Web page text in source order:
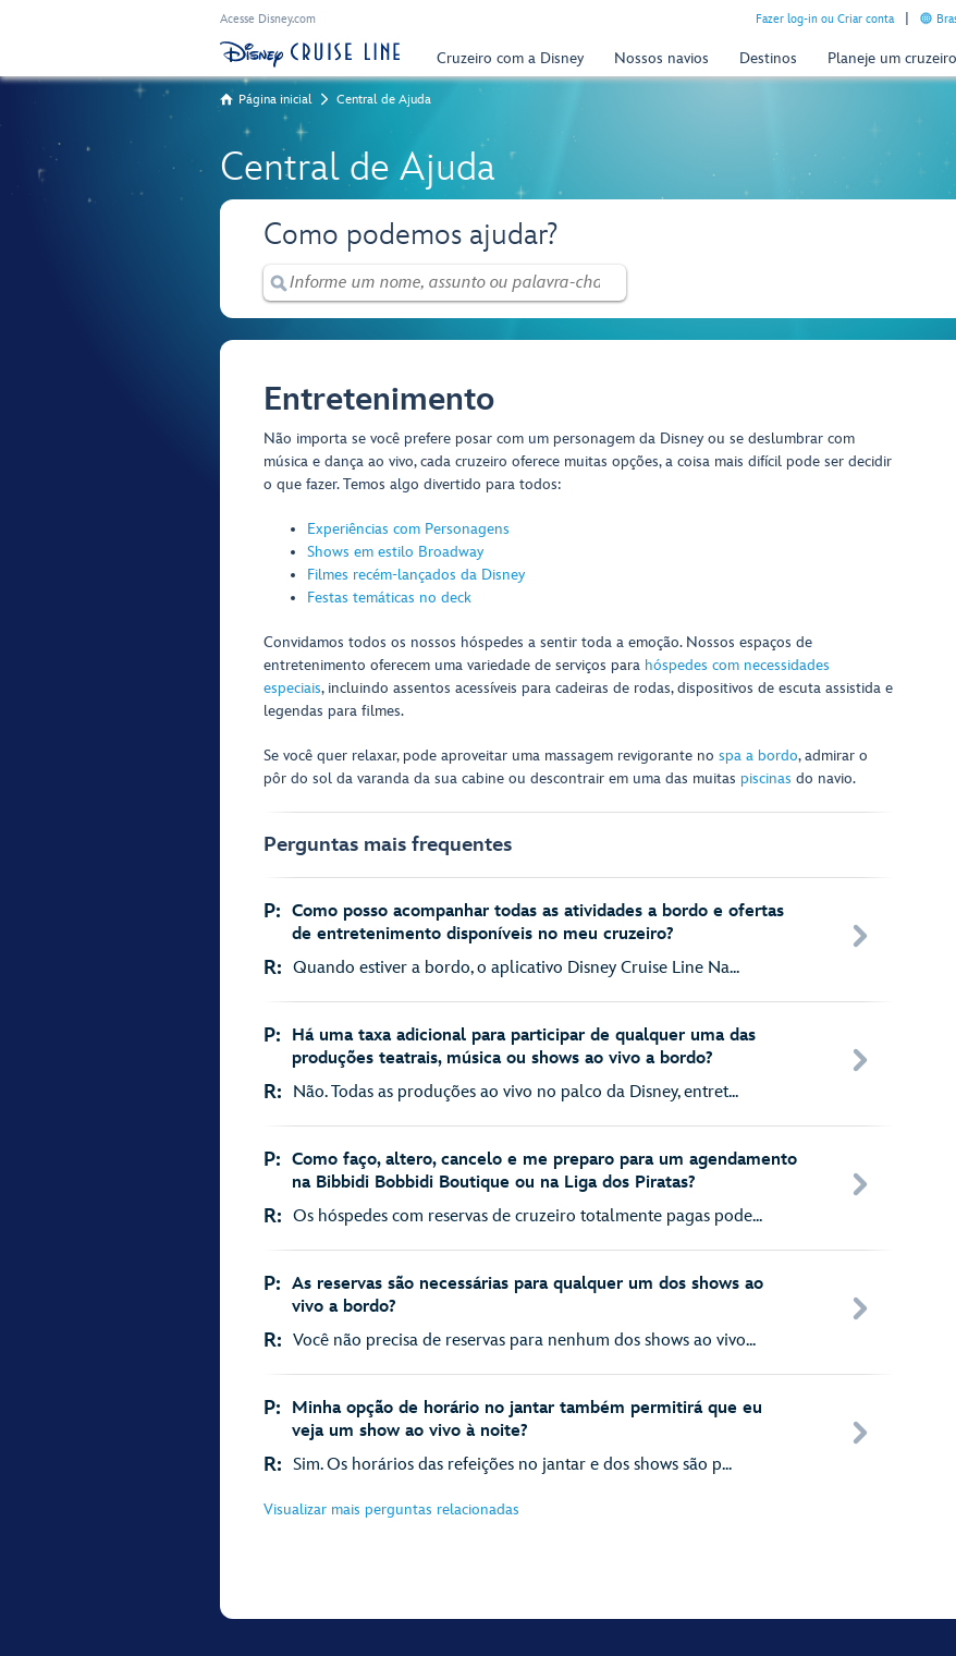
Acesse Disney.com Fazer log-in ou Criar conta
Cruzeiro com a Disney Nossos navios Destinos Planeje um cruzeiro
Página inicial Central de Ajuda
Central de Ajuda
Como podemos ajudar?
Entretenimento
Não importa se você prefere posar com um personagem da Disney ou se deslumbrar com
música e dança ao vivo, cada cruzeiro oferece muitas opções, a coisa mais difícil pode ser decidir
o que fazer. Temos algo divertido para todos:
Experiências com Personagens
Shows em estilo Broadway
Filmes recém-lançados da Disney
Festas temáticas no deck
Convidamos todos os nossos hóspedes a sentir toda a emoção. Nossos espaços de
entretenimento oferecem uma variedade de serviços para hóspedes com necessidades
especiais, incluindo assentos acessíveis para cadeiras de rodas, dispositivos de escuta assistida e
legendas para filmes.
Se você quer relaxar, pode aproveitar uma massagem revigorante no spa a bordo, admirar o
pôr do sol da varanda da sua cabine ou descontrair em uma das muitas piscinas do navio.
Perguntas mais frequentes
P: Como posso acompanhar todas as atividades a bordo e ofertas
de entretenimento disponíveis no meu cruzeiro?
R: Quando estiver a bordo, o aplicativo Disney Cruise Line Na...
P:
Há uma taxa adicional para participar de qualquer uma das
produções teatrais, música ou shows ao vivo a bordo?
R: Não. Todas as produções ao vivo no palco da Disney, entret...
P: Como faço, altero, cancelo e me preparo para um agendamento
na Bibbidi Bobbidi Boutique ou na Liga dos Piratas?
R: Os hóspedes com reservas de cruzeiro totalmente pagas pode...
P: As reservas são necessárias para qualquer um dos shows ao
vivo a bordo?
R: Você não precisa de reservas para nenhum dos shows ao vivo...
P:
Minha opção de horário no jantar também permitirá que eu
veja um show ao vivo à noite?
R: Sim. Os horários das refeições no jantar e dos shows são p...
Visualizar mais perguntas relacionadas